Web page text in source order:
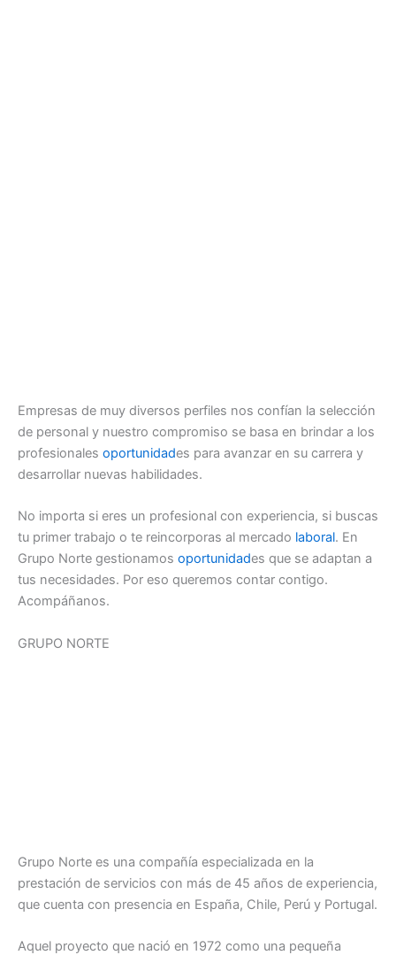
Empresas de muy diversos perfiles nos confían la selección
de personal y nuestro compromiso se basa en brindar a los
profesionales oportunidades para avanzar en su carrera y
desarrollar nuevas habilidades.
No importa si eres un profesional con experiencia, si buscas
tu primer trabajo o te reincorporas al mercado laboral. En
Grupo Norte gestionamos oportunidades que se adaptan a
tus necesidades. Por eso queremos contar contigo.
Acompáñanos.
GRUPO NORTE
Grupo Norte es una compañía especializada en la
prestación de servicios con más de 45 años de experiencia,
que cuenta con presencia en España, Chile, Perú y Portugal.
Aquel proyecto que nació en 1972 como una pequeña